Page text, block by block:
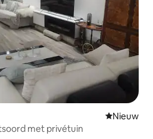
Nieuwe
Nieuw
met privétuin